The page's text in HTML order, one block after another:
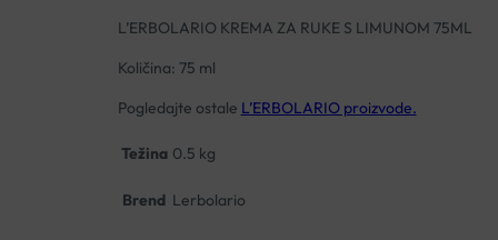
L’ERBOLARIO KREMA ZA RUKE S LIMUNOM 75ML
Količina: 75 ml
Pogledajte ostale L’ERBOLARIO proizvode.
Težina 0.5 kg
Brend Lerbolario